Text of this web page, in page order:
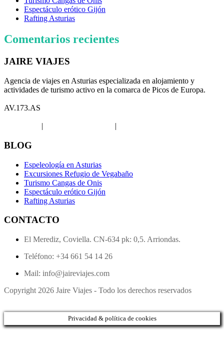
Espectáculo erótico Gijón
Rafting Asturias
Comentarios recientes
JAIRE VIAJES
Agencia de viajes en Asturias especializada en alojamiento y
actividades de turismo activo en la comarca de Picos de Europa.
AV.173.AS
| |
BLOG
Espeleología en Asturias
Excursiones Refugio de Vegabaño
Turismo Cangas de Onis
Espectáculo erótico Gijón
Rafting Asturias
CONTACTO
El Merediz, Coviella. CN-634 pk: 0,5. Arriondas.
Teléfono: +34 661 54 14 26
Mail: info@jaireviajes.com
Copyright 2026 Jaire Viajes - Todo los derechos reservados
Privacidad & política de cookies